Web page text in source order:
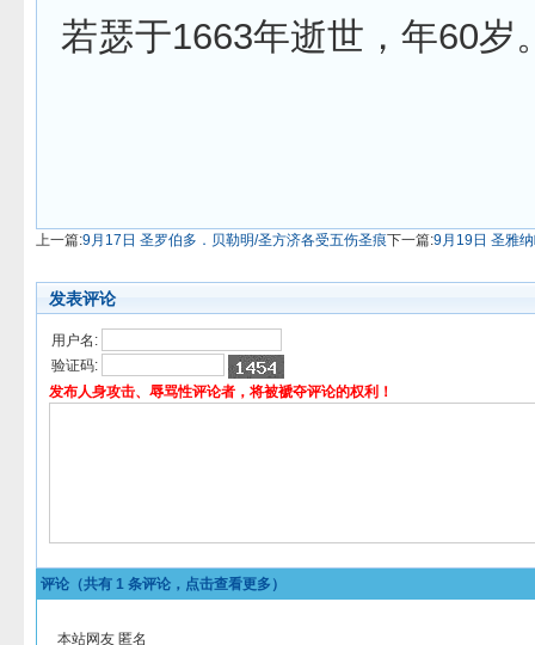
若瑟于1663年逝世，年60岁
上一篇:9月17日 圣罗伯多．贝勒明/圣方济各受五伤圣痕下一篇:9月19日 圣雅
发表评论
用户名:
验证码:
发布人身攻击、辱骂性评论者，将被褫夺评论的权利！
评论（共有 1 条评论，点击查看更多）
本站网友 匿名